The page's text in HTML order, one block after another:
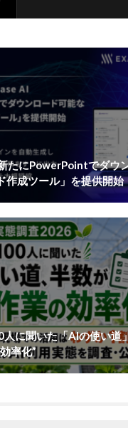
たにPowerPointでダウ
作成ツール」を提供開始
に聞いた「AIの使い道
率化”